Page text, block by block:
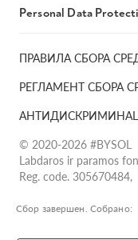
Сбор завершен. Собрано:
ПРАВИЛА СБОРА
РЕГЛАМЕНТ СБОРА
© 2020-2026 #BYSOL
Labdaros ir paramos
Reg. code. 305670484,
g.17-1, LT-13253
Personal Data